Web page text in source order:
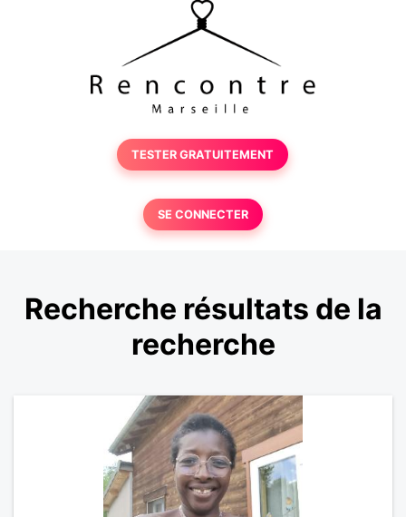
TESTER GRATUITEMENT
SE CONNECTER
Recherche résultats de la
recherche